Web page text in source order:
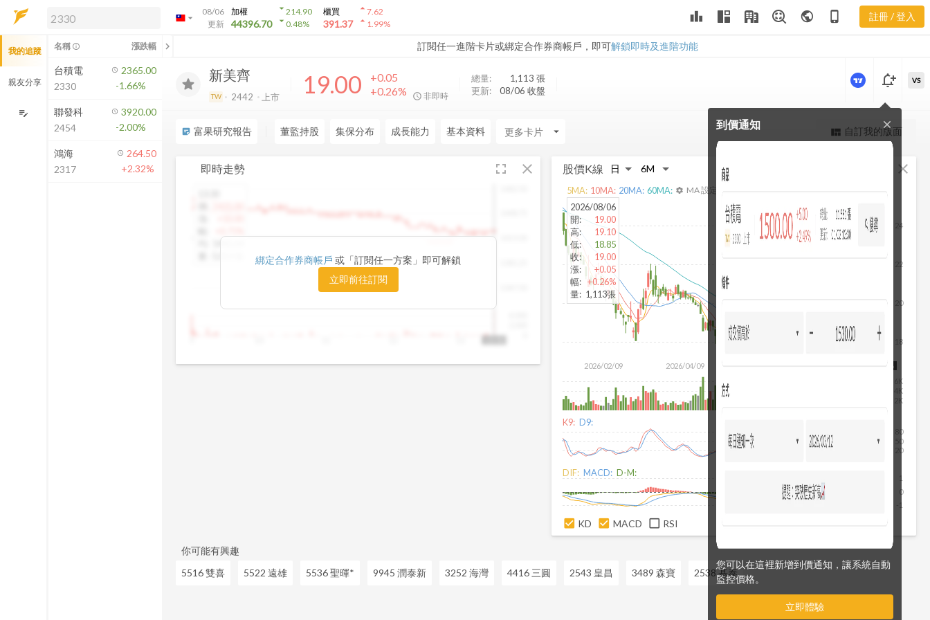
arrow_drop_down
08/06
更新
加權
44396.70
arrow_drop_down214.90
arrow_drop_down0.48%
櫃買
391.37
arrow_drop_up7.62
arrow_drop_up1.99% leaderboard public phone_iphone 註冊 / 登入
訂閱任一進階卡片或綁定合作券商帳戶，即可解鎖即時及進階功能
解鎖即時行情及進階功能
方案」，即可解鎖以下功能：
即時行情
即時市況與排行
成交金額熱力圖
前往方案訂閱
如何綁定合作券商
勢
新美齊
TW 2442 上市 19.00
+0.05
+0.26%
非即時
總量: 1,113 張
更新:
08/06 收盤
更強大的進階價量圖表
notification_add
到價通知
您可以在這裡新增到價通知，讓系統自動
監控價格。
立即體驗
close
VS
sticky_note_2 富果研究報告 董監持股 集保分布 成長能力 基本資料 arrow_drop_down view_quilt 自訂我的版面
即時走勢 fullscreen close
綁定合作券商帳戶 或「訂閱任一方案」即可解鎖
立即前往訂閱
股價K線 close
2026/02/09 2026/04/09
18
20
22
24
2026/08/06
2K
4K
6K
2026/08/06
開:
19.00
高:
19.10
低:
18.85
收:
19.00
漲:
+0.05
幅: +0.26%
量: 1,113張
5MA: 10MA: 20MA: 60MA: settings MA 設定
K9: D9:
20
50
80
DIF: MACD: D-M:
0
KD MACD RSI
你可能有興趣
5516 雙喜
5522 遠雄 5536 聖暉* 9945 潤泰新 3252 海灣 4416 三圓 2543 皇昌 3489 森寶 2538 基泰
我的追蹤
親友分享
edit_note
名稱 info_outline 漲跌幅 chevron_left
台積電
2330
2365.00
-1.66%
聯發科
2454
3920.00
-2.00%
鴻海
2317
264.50
+2.32%